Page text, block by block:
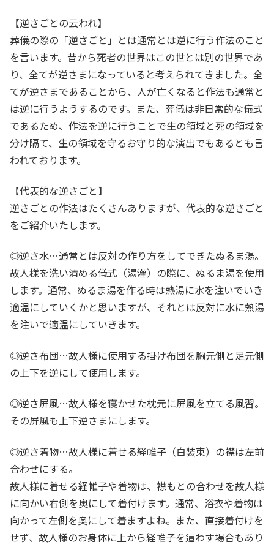
【逆さごとの云われ】
葬儀の際の「逆さごと」とは通常とは逆に行う作法のこと
を言います。昔から死者の世界はこの世とは別の世界であ
り、全てが逆さまになっていると考えられてきました。全
てが逆さまであることから、人が亡くなると作法も通常と
は逆に行うようするのです。また、葬儀は非日常的な儀式
であるため、作法を逆に行うことで生の領域と死の領域を
分け隔て、生の領域を守るお守り的な演出でもあるとも言
われております。
【代表的な逆さごと】
逆さごとの作法はたくさんありますが、代表的な逆さごと
をご紹介いたします。
◎逆さ水…通常とは反対の作り方をしてできたぬるま湯。
故人様を洗い清める儀式（湯灌）の際に、ぬるま湯を使用
します。通常、ぬるま湯を作る時は熱湯に水を注いでいき
適温にしていくかと思いますが、それとは反対に水に熱湯
を注いで適温にしていきます。
◎逆さ布団…故人様に使用する掛け布団を胸元側と足元側
の上下を逆にして使用します。
◎逆さ屏風…故人様を寝かせた枕元に屏風を立てる風習。
その屏風も上下逆さまにします。
◎逆さ着物…故人様に着せる経帷子（白装束）の襟は左前
合わせにする。
故人様に着せる経帷子や着物は、襟もとの合わせを故人様
に向かい右側を奥にして着付けます。通常、浴衣や着物は
向かって左側を奥にして着ますよね。また、直接着付けを
せず、故人様のお身体に上から経帷子を這わす場合もあり